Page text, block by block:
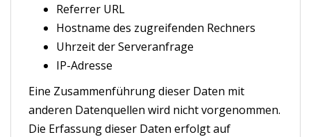
Referrer URL
Hostname des zugreifenden Rechners
Uhrzeit der Serveranfrage
IP-Adresse
Eine Zusammenführung dieser Daten mit
anderen Datenquellen wird nicht vorgenommen.
Die Erfassung dieser Daten erfolgt auf